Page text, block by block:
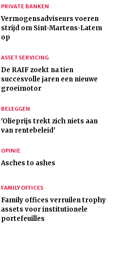
PRIVATE BANKEN
Vermogensadviseurs voeren
strijd om Sint-Martens-Latem
op
ASSET SERVICING
De RAIF zoekt na tien
succesvolle jaren een nieuwe
groeimotor
BELEGGEN
'Olieprijs trekt zich niets aan
van rentebeleid'
OPINIE
Asches to ashes
FAMILY OFFICES
Family offices verruilen trophy
assets voor institutionele
portefeuilles